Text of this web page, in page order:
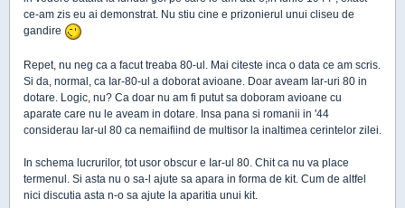
ce-am zis eu ai demonstrat. Nu stiu cine e prizonierul unui cliseu de
gandire
Repet, nu neg ca a facut treaba 80-ul. Mai citeste inca o data ce am scris.
Si da, normal, ca Iar-80-ul a doborat avioane. Doar aveam Iar-uri 80 in
dotare. Logic, nu? Ca doar nu am fi putut sa doboram avioane cu
aparate care nu le aveam in dotare. Insa pana si romanii in '44
considerau Iar-ul 80 ca nemaifiind de multisor la inaltimea cerintelor zilei.
In schema lucrurilor, tot usor obscur e Iar-ul 80. Chit ca nu va place
termenul. Si asta nu o sa-l ajute sa apara in forma de kit. Cum de altfel
nici discutia asta n-o sa ajute la aparitia unui kit.